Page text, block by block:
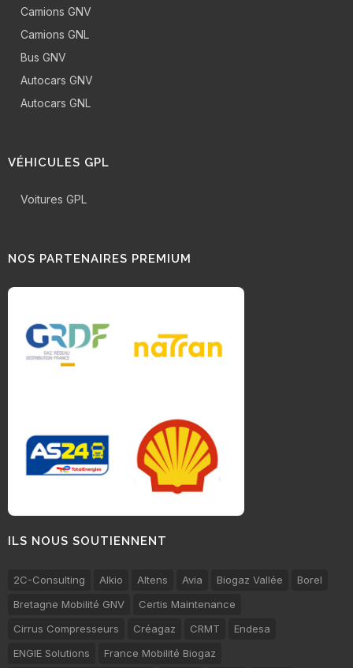
Camions GNV
Camions GNL
Bus GNV
Autocars GNV
Autocars GNL
VÉHICULES GPL
Voitures GPL
NOS PARTENAIRES PREMIUM
ILS NOUS SOUTIENNENT
2C-Consulting Alkio Altens Avia Biogaz Vallée
Borel
Bretagne Mobilité GNV
Certis Maintenance
Cirrus Compresseurs
Créagaz CRMT
Endesa
ENGIE Solutions
France Mobilité Biogaz